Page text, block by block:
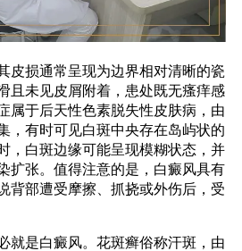
皮损通常呈现为边界相对清晰的瓷
且未见皮屑附着，患处既无瘙痒感
属于后天性色素脱失性皮肤病，由
，有时可见白斑中央存在岛屿状的
，白斑边缘可能呈现模糊状态，并
扩张。值得注意的是，白癜风具有
背部遭受摩擦、抓挠或外伤后，受
就是白癜风。花斑癣俗称汗斑，由